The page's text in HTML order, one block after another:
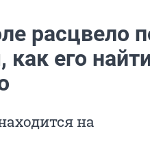
расцвело
его
на